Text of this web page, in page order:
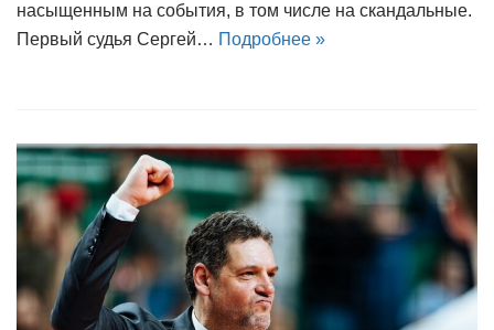
насыщенным на события, в том числе на скандальные.
Первый судья Сергей… Подробнее »